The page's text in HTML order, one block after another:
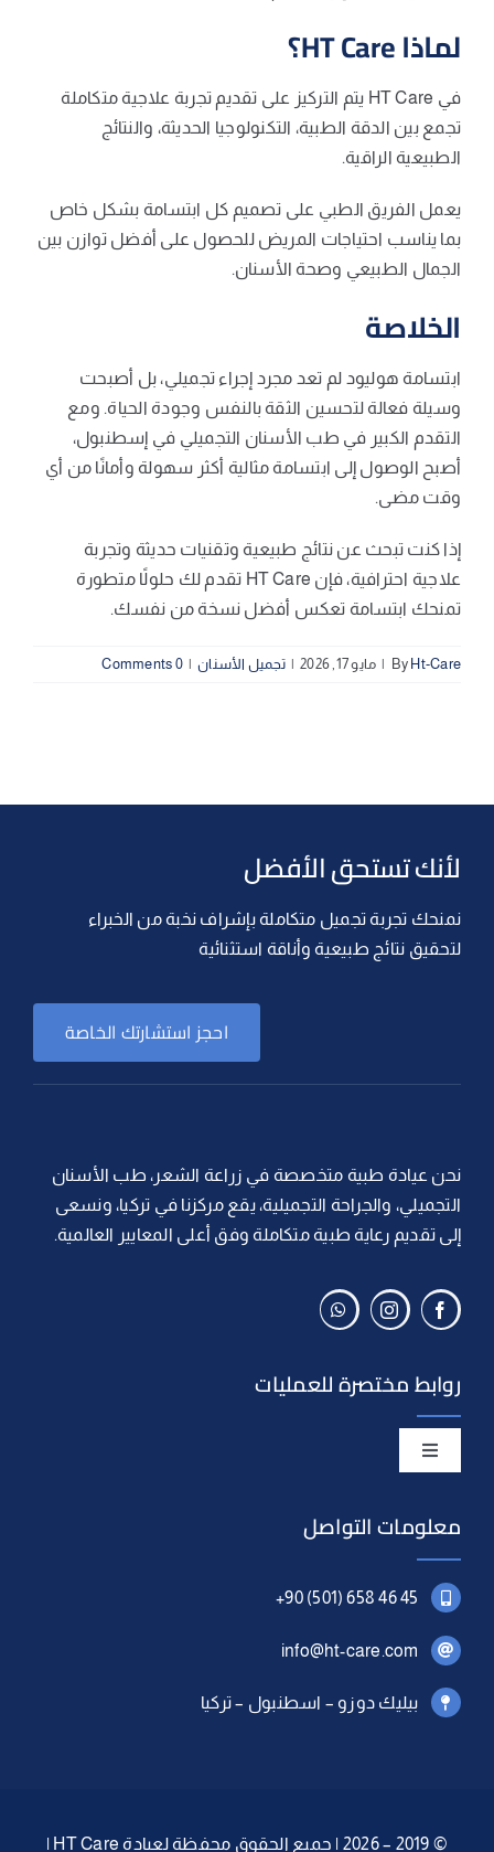
لماذا HT Care؟
في HT Care يتم التركيز على تقديم تجربة علاجية متكاملة
تجمع بين الدقة الطبية، التكنولوجيا الحديثة، والنتائج
الطبيعية الراقية.
يعمل الفريق الطبي على تصميم كل ابتسامة بشكل خاص
بما يناسب احتياجات المريض للحصول على أفضل توازن بين
الجمال الطبيعي وصحة الأسنان.
الخلاصة
ابتسامة هوليود لم تعد مجرد إجراء تجميلي، بل أصبحت
وسيلة فعالة لتحسين الثقة بالنفس وجودة الحياة. ومع
التقدم الكبير في طب الأسنان التجميلي في إسطنبول،
أصبح الوصول إلى ابتسامة مثالية أكثر سهولة وأمانًا من أي
وقت مضى.
إذا كنت تبحث عن نتائج طبيعية وتقنيات حديثة وتجربة
علاجية احترافية، فإن HT Care تقدم لك حلولًا متطورة
تمنحك ابتسامة تعكس أفضل نسخة من نفسك.
By Ht-Care
| مايو 17, 2026 | تجميل الأسنان |
0 Comments
لأنك تستحق الأفضل
نمنحك تجربة تجميل متكاملة بإشراف نخبة من الخبراء
لتحقيق نتائج طبيعية وأناقة استثنائية
احجز استشارتك الخاصة
نحن عيادة طبية متخصصة في زراعة الشعر، طب الأسنان
التجميلي، والجراحة التجميلية، يقع مركزنا في تركيا، ونسعى
إلى تقديم رعاية طبية متكاملة وفق أعلى المعايير العالمية.
روابط مختصرة للعمليات
Toggle
Navigation
تجميل الأسنان
التجميل الجراحي
معلومات التواصل
+90 (501) 658 46 45
info@ht-care.com
بيليك دوزو – اسطنبول – تركيا
© 2019 – 2026 | جميع الحقوق محفظة لعيادة HT Care |